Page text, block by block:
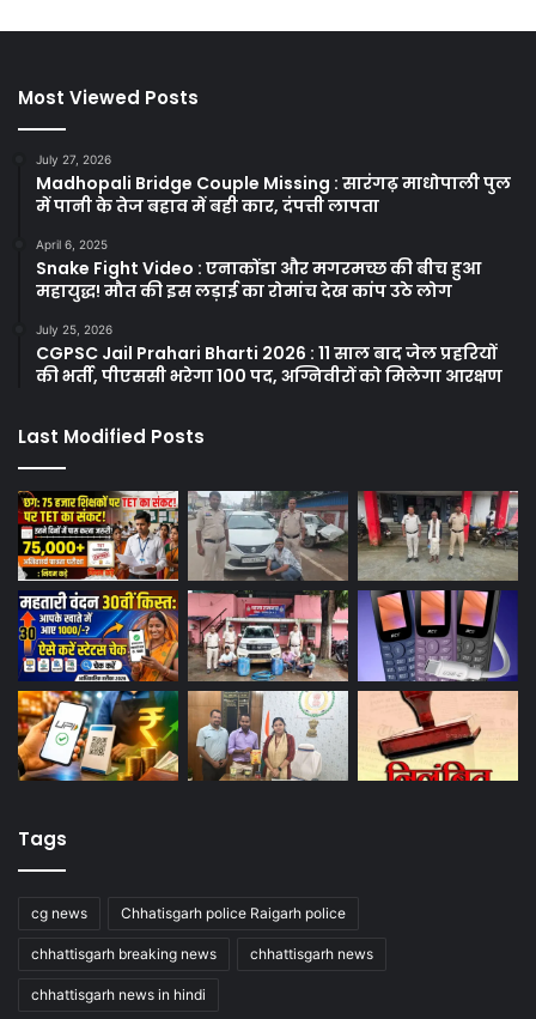
Most Viewed Posts
July 27, 2026
Madhopali Bridge Couple Missing : सारंगढ़ माधोपाली पुल
में पानी के तेज बहाव में बही कार, दंपत्ती लापता
April 6, 2025
Snake Fight Video : एनाकोंडा और मगरमच्छ की बीच हुआ
महायुद्ध! मौत की इस लड़ाई का रोमांच देख कांप उठे लोग
July 25, 2026
CGPSC Jail Prahari Bharti 2026 : 11 साल बाद जेल प्रहरियों
की भर्ती, पीएससी भरेगा 100 पद, अग्निवीरों को मिलेगा आरक्षण
Last Modified Posts
Tags
cg news Chhatisgarh police Raigarh police
chhattisgarh breaking news chhattisgarh news
chhattisgarh news in hindi